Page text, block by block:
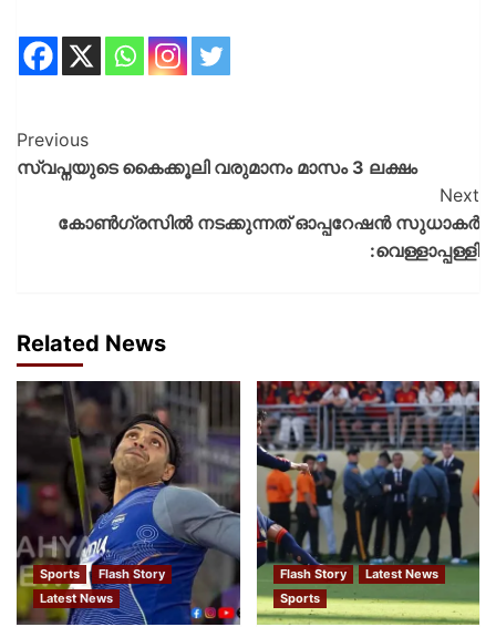
Previous
സ്വപ്നയുടെ കൈക്കൂലി വരുമാനം മാസം 3 ലക്ഷം
Next
കോണ്‍ഗ്രസില്‍ നടക്കുന്നത് ഓപ്പറേഷന്‍ സുധാകര്‍
:വെള്ളാപ്പള്ളി
Related News
Sports
Flash Story
Latest News
Flash Story
Latest News
Sports